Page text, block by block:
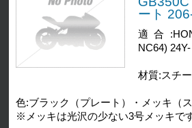
ート
適合
NC64) 24Y-
材質:スチ
色:ブラック（プレート）・メッキ（ス
※メッキは光沢の少ない3号メッキで